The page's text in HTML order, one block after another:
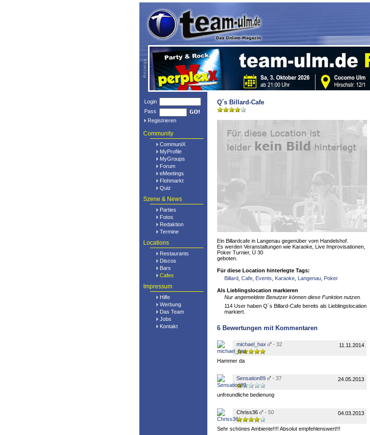
Login
Pass
Registrieren
Community
CommuniX
MyProfile
MyGroups
Forum
eMeetings
Flohmarkt
Quiz
Szene & News
Parties
Fotos
Redaktion
Termine
Locations
Restaurants
Discos
Bars
Cafes
Impressum
Hilfe
Werbung
Das Team
Jobs
Kontakt
Q´s Billard-Cafe
Ein Billardcafe in Langenau gegenüber vom Handelshof.
Es werden Veranstaltungen wie Karaoke, Live Improvisationen,
Poker Turnier, Ü 30
geboten.
Für diese Location hinterlegte Tags:
Billard Cafe Events Karaoke Langenau Poker
Als Lieblingslocation markieren
Nur angemeldete Benutzer können diese Funktion nutzen.
114 User haben Q´s Billard-Cafe bereits als Lieblingslocation
markiert.
6 Bewertungen mit Kommentaren
michael_hax - 32 11.11.2014
Hammer da
Sensation89 - 37 24.05.2013
unfreundliche bedienung
Chriss36 - 50 04.03.2013
Sehr schönes Ambiente!!!! Absolut empfehlenswert!!!